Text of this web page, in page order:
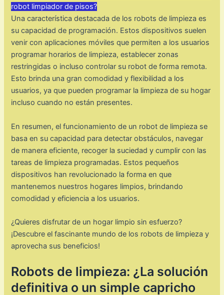
robot limpiador de pisos?
Una característica destacada de los robots de limpieza es
su capacidad de programación. Estos dispositivos suelen
venir con aplicaciones móviles que permiten a los usuarios
programar horarios de limpieza, establecer zonas
restringidas o incluso controlar su robot de forma remota.
Esto brinda una gran comodidad y flexibilidad a los
usuarios, ya que pueden programar la limpieza de su hogar
incluso cuando no están presentes.
En resumen, el funcionamiento de un robot de limpieza se
basa en su capacidad para detectar obstáculos, navegar
de manera eficiente, recoger la suciedad y cumplir con las
tareas de limpieza programadas. Estos pequeños
dispositivos han revolucionado la forma en que
mantenemos nuestros hogares limpios, brindando
comodidad y eficiencia a los usuarios.
¿Quieres disfrutar de un hogar limpio sin esfuerzo?
¡Descubre el fascinante mundo de los robots de limpieza y
aprovecha sus beneficios!
Robots de limpieza: ¿La solución
definitiva o un simple capricho